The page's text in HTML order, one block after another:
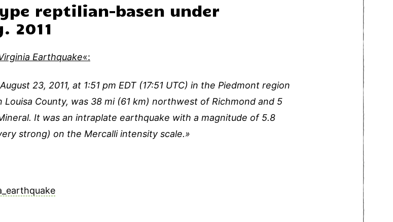
reptilian-basen under
2011
Earthquake«:
23, 2011, at 1:51 pm EDT (17:51 UTC) in the Piedmont region
County, was 38 mi (61 km) northwest of Richmond and 5
It was an intraplate earthquake with a magnitude of 5.8
strong) on the Mercalli intensity scale.»